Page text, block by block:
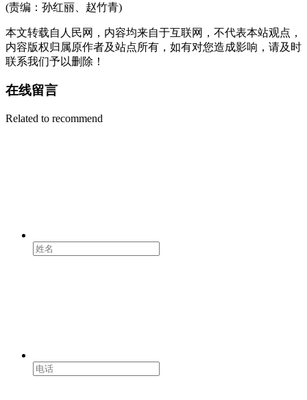
(责编：孙红丽、赵竹青)
本文转载自人民网，内容均来自于互联网，不代表本站观点，
内容版权归属原作者及站点所有，如有对您造成影响，请及时
联系我们予以删除！
在线留言
Related to recommend